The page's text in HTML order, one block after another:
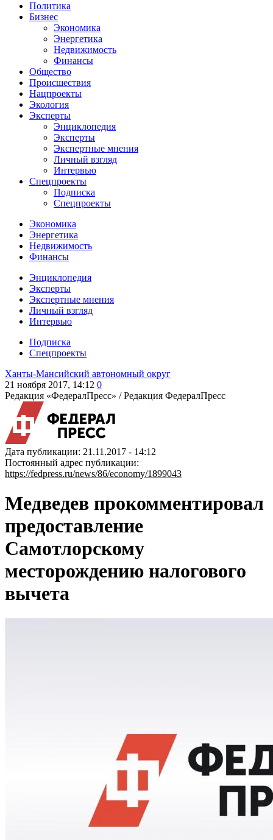
Политика
Бизнес
Экономика
Энергетика
Недвижимость
Финансы
Общество
Происшествия
Нацпроекты
Экология
Эксперты
Энциклопедия
Эксперты
Экспертные мнения
Личный взгляд
Интервью
Спецпроекты
Подписка
Спецпроекты
Экономика
Энергетика
Недвижимость
Финансы
Энциклопедия
Эксперты
Экспертные мнения
Личный взгляд
Интервью
Подписка
Спецпроекты
Ханты-Мансийский автономный округ
21 ноября 2017, 14:12 0
Редакция «ФедералПресс» /Редакция ФедералПресс
Дата публикации: 21.11.2017 - 14:12
Постоянный адрес публикации:
https://fedpress.ru/news/86/economy/1899043
Медведев прокомментировал
предоставление
Самотлорскому
месторождению налогового
вычета